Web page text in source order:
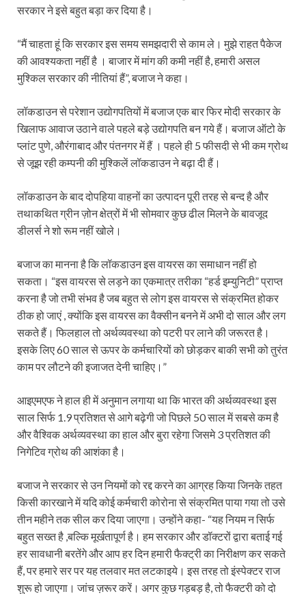
सरकार ने इसे बहुत बड़ा कर दिया है।
“मैं चाहता हूं कि सरकार इस समय समझदारी से काम ले। मुझे राहत पैकेज
की आवश्यकता नहीं है । बाजार में मांग की कमी नहीं है, हमारी असल
मुश्किल सरकार की नीतियां हैं”, बजाज ने कहा।
लॉकडाउन से परेशान उद्योगपतियों में बजाज एक बार फिर मोदी सरकार के
खिलाफ आवाज उठाने वाले पहले बड़े उद्योगपति बन गये हैं। बजाज ऑटो के
प्लांट पुणे, औरंगाबाद और पंतनगर में हैं । पहले ही 5 फीसदी से भी कम ग्रोथ
से जूझ रही कम्पनी की मुश्किलें लॉकडाउन ने बढ़ा दी हैं।
लॉकडाउन के बाद दोपहिया वाहनों का उत्पादन पूरी तरह से बन्द है और
तथाकथित ग्रीन ज़ोन क्षेत्रों में भी सोमवार कुछ ढील मिलने के बावजूद
डीलर्स ने शो रूम नहीं खोले।
बजाज का मानना ​​है कि लॉकडाउन इस वायरस का समाधान नहीं हो
सकता। “इस वायरस से लड़ने का एकमात्र तरीका “हर्ड इम्युनिटी” प्राप्त
करना है जो तभी संभव है जब बहुत से लोग इस वायरस से संक्रमित होकर
ठीक हो जाएं , क्योंकि इस वायरस का वैक्सीन बनने में अभी दो साल और लग
सकते हैं। फिलहाल तो अर्थव्यवस्था को पटरी पर लाने की जरूरत है।
इसके लिए 60 साल से ऊपर के कर्मचारियों को छोड़कर बाकी सभी को तुरंत
काम पर लौटने की इजाजत देनी चाहिए।”
आइएमएफ ने हाल ही में अनुमान लगाया था कि भारत की अर्थव्यवस्था इस
साल सिर्फ 1.9 प्रतिशत से आगे बढ़ेगी जो पिछले 50 साल में सबसे कम है
और वैश्विक अर्थव्यवस्था का हाल और बुरा रहेगा जिसमे 3 प्रतिशत की
निगेटिव ग्रोथ की आशंका है।
बजाज ने सरकार से उन नियमों को रद्द करने का आग्रह किया जिनके तहत
किसी कारखाने में यदि कोई कर्मचारी कोरोना से संक्रमित पाया गया तो उसे
तीन महीने तक सील कर दिया जाएगा। उन्होंने कहा- “यह नियम न सिर्फ
बहुत सख्त है ,बल्कि मूर्खतापूर्ण है। हम सरकार और डॉक्टरों द्वारा बताई गई
हर सावधानी बरतेंगे और आप हर दिन हमारी फैक्ट्री का निरीक्षण कर सकते
हैं, पर हमारे सर पर यह तलवार मत लटकाइये। इस तरह तो इंस्पेक्टर राज
शुरू हो जाएगा। जांच ज़रूर करें। अगर कुछ गड़बड़ है, तो फैक्टरी को दो